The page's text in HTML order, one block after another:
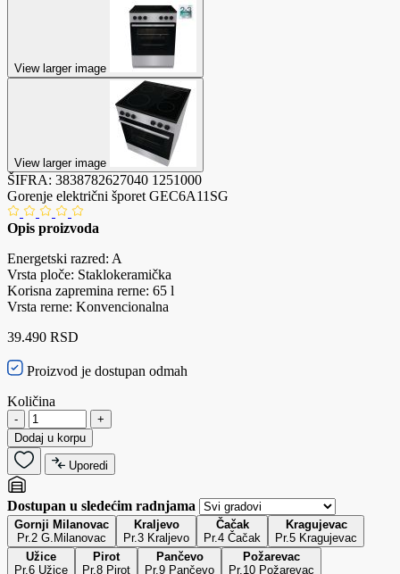
View larger image
View larger image
ŠIFRA: 3838782627040 1251000
Gorenje električni šporet GEC6A11SG
Opis proizvoda
Energetski razred: A
Vrsta ploče: Staklokeramička
Korisna zapremina rerne: 65 l
Vrsta rerne: Konvencionalna
39.490 RSD
Proizvod je dostupan odmah
Količina
-
+
Dodaj u korpu
Uporedi
Dostupan u sledećim radnjama
Gornji Milanovac
Pr.2 G.Milanovac
Kraljevo
Pr.3 Kraljevo
Čačak
Pr.4 Čačak
Kragujevac
Pr.5 Kragujevac
Užice
Pr.6 Užice
Pirot
Pr.8 Pirot
Pančevo
Pr.9 Pančevo
Požarevac
Pr.10 Požarevac